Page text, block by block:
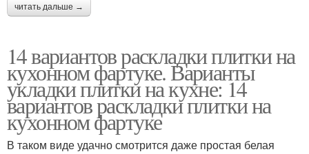
читать дальше →
14 вариантов раскладки плитки на
кухонном фартуке. Варианты
укладки плитки на кухне: 14
вариантов раскладки плитки на
кухонном фартуке
В таком виде удачно смотрится даже простая белая